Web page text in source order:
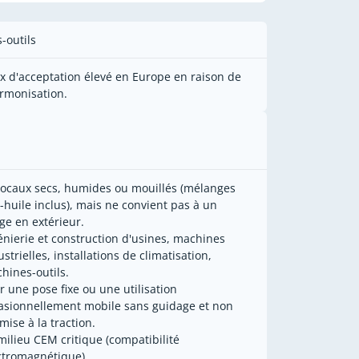
outils
d'acceptation élevé en Europe en raison de
secs, humides ou mouillés (mélanges
huile inclus), mais ne convient pas à un
en extérieur.
et construction d'usines, machines
installations de climatisation,
outils.
une pose fixe ou une utilisation
mobile sans guidage et non
à la traction.
CEM critique (compatibilité